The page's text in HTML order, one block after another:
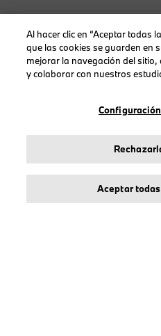
ENLACES DE INTERÉS
Seguimiento de pedido
Cuenta
COLECCIONES
Al hacer clic en “Aceptar todas
que las cookies se guarden en
mejorar la navegación del
y colaborar con nuestros
Aceptar